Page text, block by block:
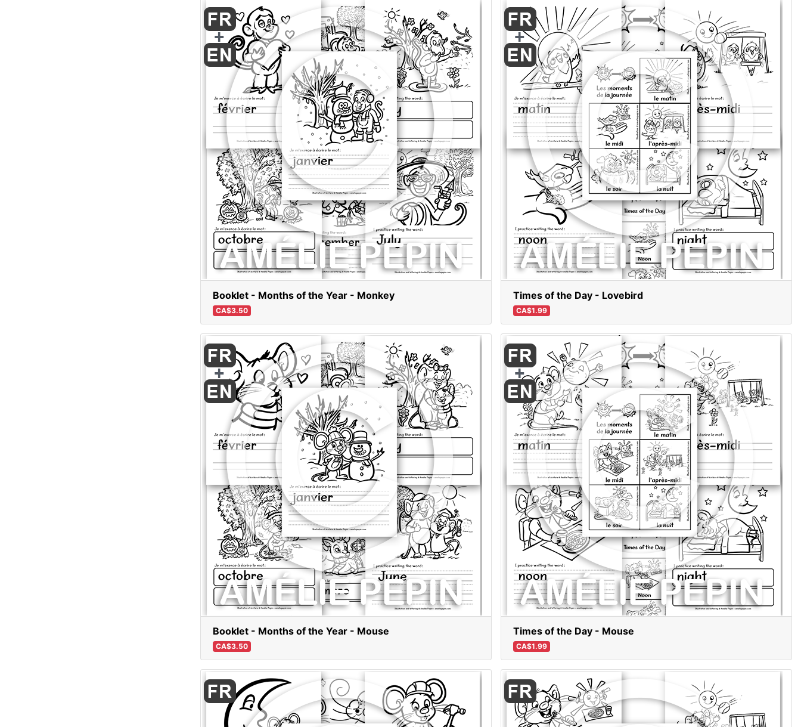
Booklet - Months of the Year - Monkey
CA$3.50
Times of the Day - Lovebird
CA$1.99
Booklet - Months of the Year - Mouse
CA$3.50
Times of the Day - Mouse
CA$1.99